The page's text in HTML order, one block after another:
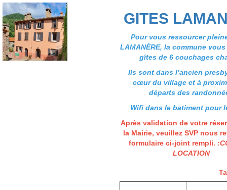
GITES
Pour vous ressourcer
LAMANÈRE, la commune
gîtes de 6 couchages
Ils sont dans l’ancien
cœur du village et à
départs des
Wifi dans le batiment pour
Après validation de votre
la Mairie, veuillez SVP nous
formulaire ci-joint rempli. :
LOCATION